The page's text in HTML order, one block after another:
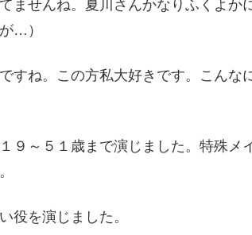
ませんね。夏川さんかなりふくよか
…）
すね。この方私大好きです。こんな
～５１歳まで演じました。特殊メ
役を演じました。